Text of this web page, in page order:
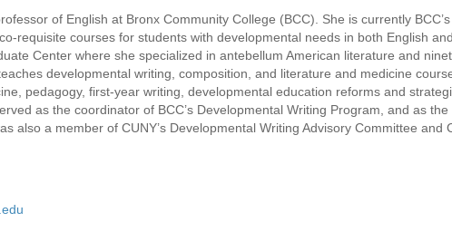
of English at Bronx Community College (BCC). She is currently
requisite courses for students with developmental needs in both English
Center where she specialized in antebellum American literature and
developmental writing, composition, and literature and medicine
pedagogy, first-year writing, developmental education reforms and
as the coordinator of BCC’s Developmental Writing Program, and as the
also a member of CUNY’s Developmental Writing Advisory Committee and